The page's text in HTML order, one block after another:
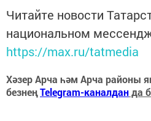
Читайте новости
национальном
https://max.ru/tatmedia
Хәзер Арча һәм Арча районы
безнеңTelegram-каналданда